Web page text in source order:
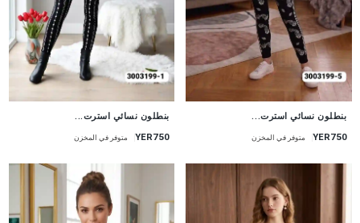
بنطلون نسائي استرت...
YER750 متوفر في المخزن
بنطلون نسائي استرت...
YER750 متوفر في المخزن